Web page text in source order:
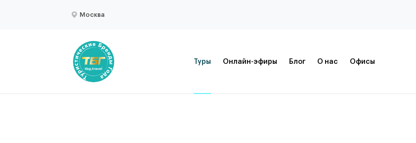
Москва
Туры Онлайн-эфиры Блог О нас Офисы